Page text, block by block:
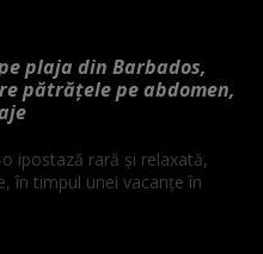
plaja din Barbados,
pătrățele pe abdomen,
ipostază rară și relaxată,
în timpul unei vacanțe în